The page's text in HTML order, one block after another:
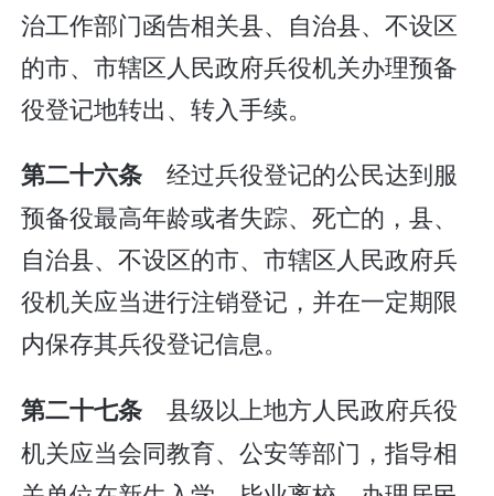
治工作部门函告相关县、自治县、不设区
的市、市辖区人民政府兵役机关办理预备
役登记地转出、转入手续。
第二十六条经过兵役登记的公民达到服
预备役最高年龄或者失踪、死亡的，县、
自治县、不设区的市、市辖区人民政府兵
役机关应当进行注销登记，并在一定期限
内保存其兵役登记信息。
第二十七条县级以上地方人民政府兵役
机关应当会同教育、公安等部门，指导相